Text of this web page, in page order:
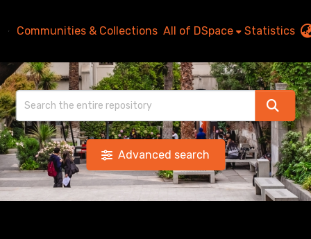
Communities & Collections All of DSpace Statistics
Advanced search